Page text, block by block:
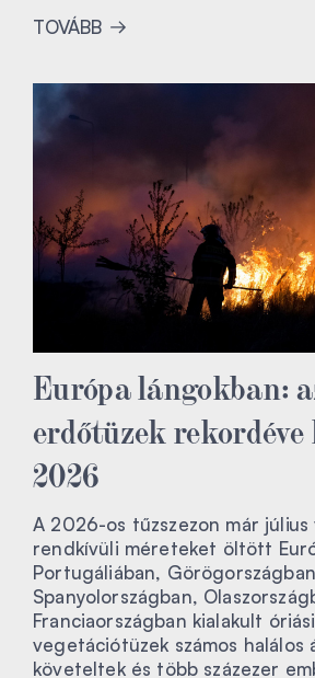
TOVÁBB
Európa lángokban:
erdőtüzek rekordéve
2026
A 2026-os tűzszezon már július
rendkívüli méreteket öltött
Portugáliában,
Spanyolországban,
Franciaországban kialakult óriási
vegetációtüzek számos halálos
követeltek és több százezer